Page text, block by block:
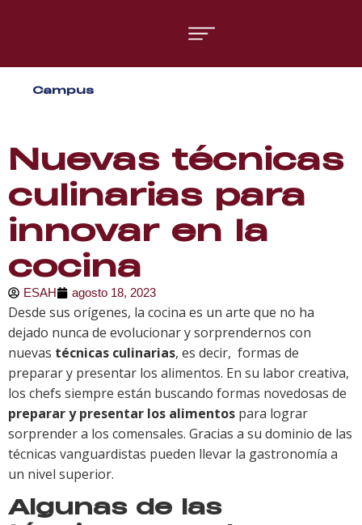
Campus
Nuevas técnicas
culinarias para
innovar en la
cocina
ESAH agosto 18, 2023
Desde sus orígenes, la cocina es un arte que no ha
dejado nunca de evolucionar y sorprendernos con
nuevas técnicas culinarias, es decir, formas de
preparar y presentar los alimentos. En su labor creativa,
los chefs siempre están buscando formas novedosas de
preparar y presentar los alimentos para lograr
sorprender a los comensales. Gracias a su dominio de las
técnicas vanguardistas pueden llevar la gastronomía a
un nivel superior.
Algunas de las